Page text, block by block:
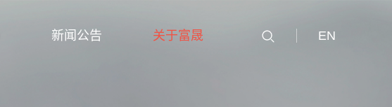
新闻公告 关于富晟 EN